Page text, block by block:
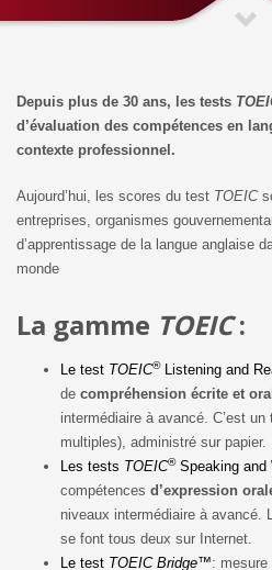
Depuis plus de 30 ans, les tests
d’évaluation des compétences en
contexte professionnel.
Aujourd’hui, les scores du test TOEIC
entreprises, organismes
d’apprentissage de la langue anglaise
monde
La gamme TOEIC:
Le test TOEIC®Listening and
de compréhension écrite et
intermédiaire à avancé. C’est
multiples), administré sur papier.
Les tests TOEIC®Speaking and
compétences d’expression
niveaux intermédiaire à avancé.
se font tous deux sur Internet.
Le test TOEIC Bridge™: